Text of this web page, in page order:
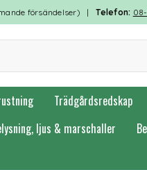
försändelser) |Telefon:
Trädgårdsredskap
ljus & marschaller